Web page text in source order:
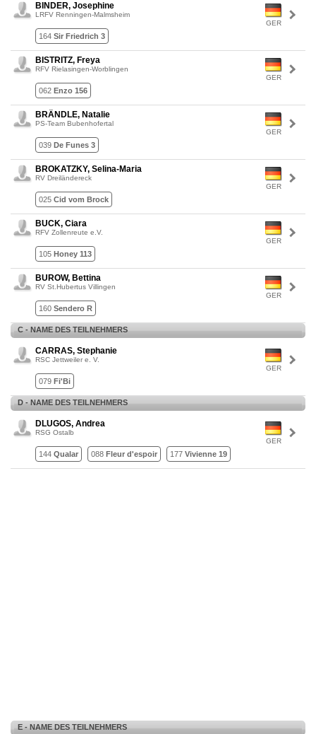
GER
BINDER, Josephine
LRFV Renningen-Malmsheim
164 Sir Friedrich 3
GER
BISTRITZ, Freya
RFV Rielasingen-Worblingen
062 Enzo 156
GER
BRÄNDLE, Natalie
PS-Team Bubenhofertal
039 De Funes 3
GER
BROKATZKY, Selina-Maria
RV Dreiländereck
025 Cid vom Brock
GER
BUCK, Ciara
RFV Zollenreute e.V.
105 Honey 113
GER
BUROW, Bettina
RV St.Hubertus Villingen
160 Sendero R
C - NAME DES TEILNEHMERS
GER
CARRAS, Stephanie
RSC Jettweiler e. V.
079 Fi'Bi
D - NAME DES TEILNEHMERS
GER
DLUGOS, Andrea
RSG Ostalb
144 Qualar 088 Fleur d'espoir 177 Vivienne 19
E - NAME DES TEILNEHMERS